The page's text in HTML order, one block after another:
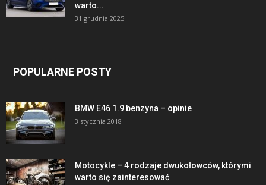
warto...
31 grudnia 2025
POPULARNE POSTY
BMW E46 1.9 benzyna – opinie
3 stycznia 2018
Motocykle – 4 rodzaje dwukołowców, którymi
warto się zainteresować